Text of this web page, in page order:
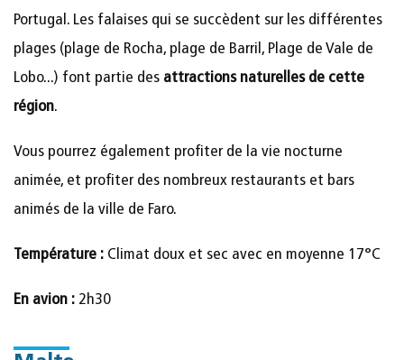
Portugal. Les falaises qui se succèdent sur les différentes
plages (plage de Rocha, plage de Barril, Plage de Vale de
Lobo...) font partie des attractions naturelles de cette
région.
Vous pourrez également profiter de la vie nocturne
animée, et profiter des nombreux restaurants et bars
animés de la ville de Faro.
Température : Climat doux et sec avec en moyenne 17°C
En avion : 2h30